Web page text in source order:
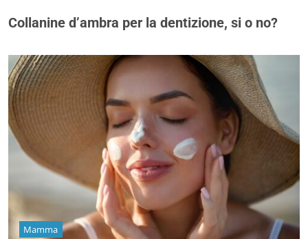
Collanine d’ambra per la dentizione, si o no?
Mamma